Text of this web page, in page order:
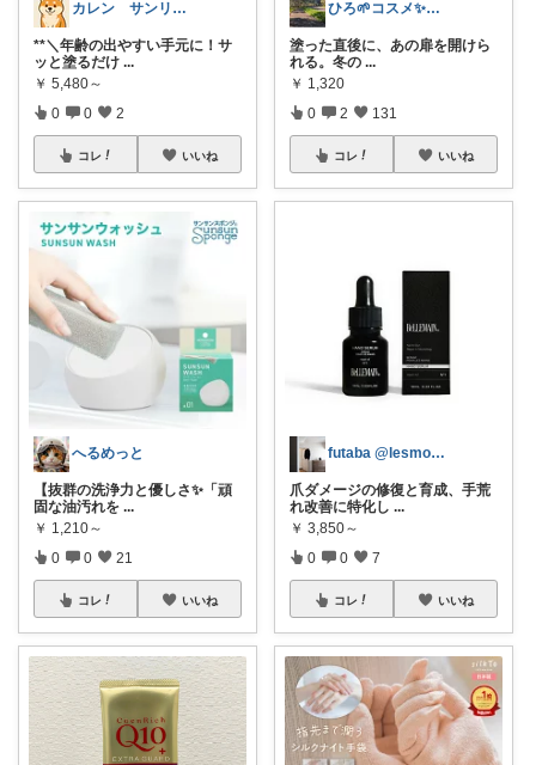
カレン サンリオとディズニーが大好き
**＼年齢の出やすい手元に！サ
ッと塗るだけ ...
￥ 5,480～
0 0 2
コレ いいね
へるめっと
​【抜群の洗浄力と優しさ✨「頑
固な油汚れを ...
￥ 1,210～
0 0 21
コレ いいね
ひろ🌱‬コスメ✨わんこ🐕🐾
塗った直後に、あの扉を開けら
れる。 ​冬の ...
￥ 1,320
0 2 131
コレ いいね
futaba @lesmoules___
爪ダメージの修復と育成、手荒
れ改善に特化し ...
￥ 3,850～
0 0 7
コレ いいね